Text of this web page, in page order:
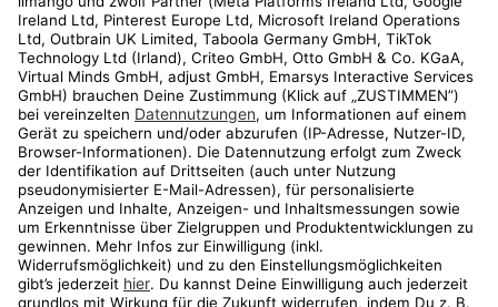
Kundenservice
Shop
Aktionen
Travel